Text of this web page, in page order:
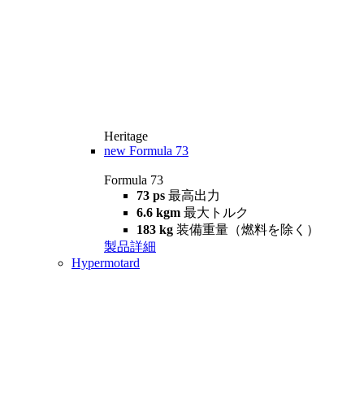
Heritage
new Formula 73
Formula 73
73 ps 最高出力
6.6 kgm 最大トルク
183 kg 装備重量（燃料を除く）
製品詳細
Hypermotard